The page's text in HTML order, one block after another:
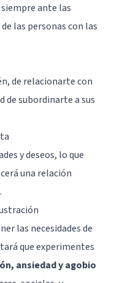
ante las
las personas con las
de relacionarte con
de subordinarte a sus
y deseos, lo que
una relación
las necesidades de
que experimentes
ansiedad y agobio